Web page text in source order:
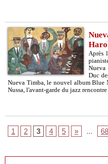
Après
Duc
Nueva Timba, le nouvel album Blue
Nussa, l'avant-garde du jazz
1 2 3 4 5 » ... 68